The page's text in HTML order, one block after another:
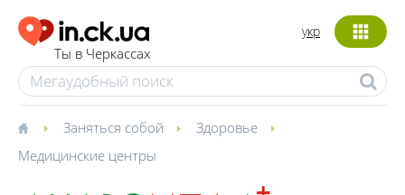
Ты в Черкассах
укр
Заняться собой
Здоровье
Медицинские центры